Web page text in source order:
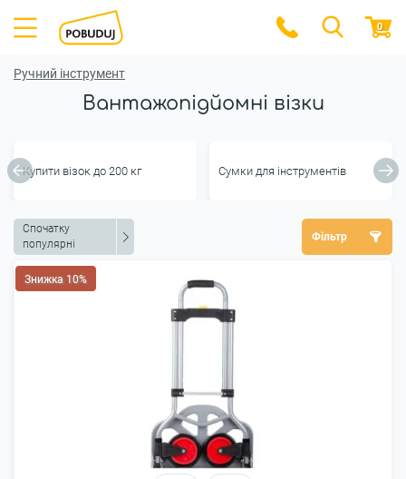
0
Ручний інструмент
Вантажопідйомні візки
Купити візок до 200 кг Сумки для інструментів
Спочатку
популярні
Фільтр
Знижка 10%